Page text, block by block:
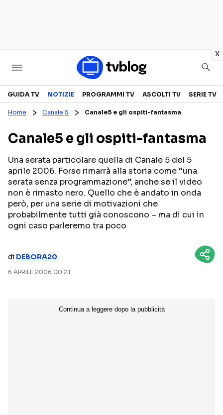
x
Televisione
CANALI TV
PROGRAMMI TV
PERSONAGGI TV
SERIE TV
REALITY SHOW
FICTION
Streaming
AMAZON PRIME VIDEO
DISNEY+
GUIDA TV NOTIZIE PROGRAMMI TV ASCOLTI TV SERIE TV
Home Canale 5 Canale5 e gli ospiti-fantasma
Canale5 e gli ospiti-fantasma
Una serata particolare quella di Canale 5 del 5
aprile 2006. Forse rimarrà alla storia come “una
serata senza programmazione”, anche se il video
non è rimasto nero. Quello che è andato in onda
però, per una serie di motivazioni che
probabilmente tutti già conoscono – ma di cui in
ogni caso parleremo tra poco
di DEBORA20
6 APRILE 2006 00:21